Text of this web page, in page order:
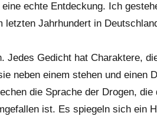
eine echte Entdeckung. Ich
Jahrhundert in
Jedes Gedicht hat Charaktere,
neben einem stehen und einen
die Sprache der Drogen,
ist. Es spiegeln sich ein